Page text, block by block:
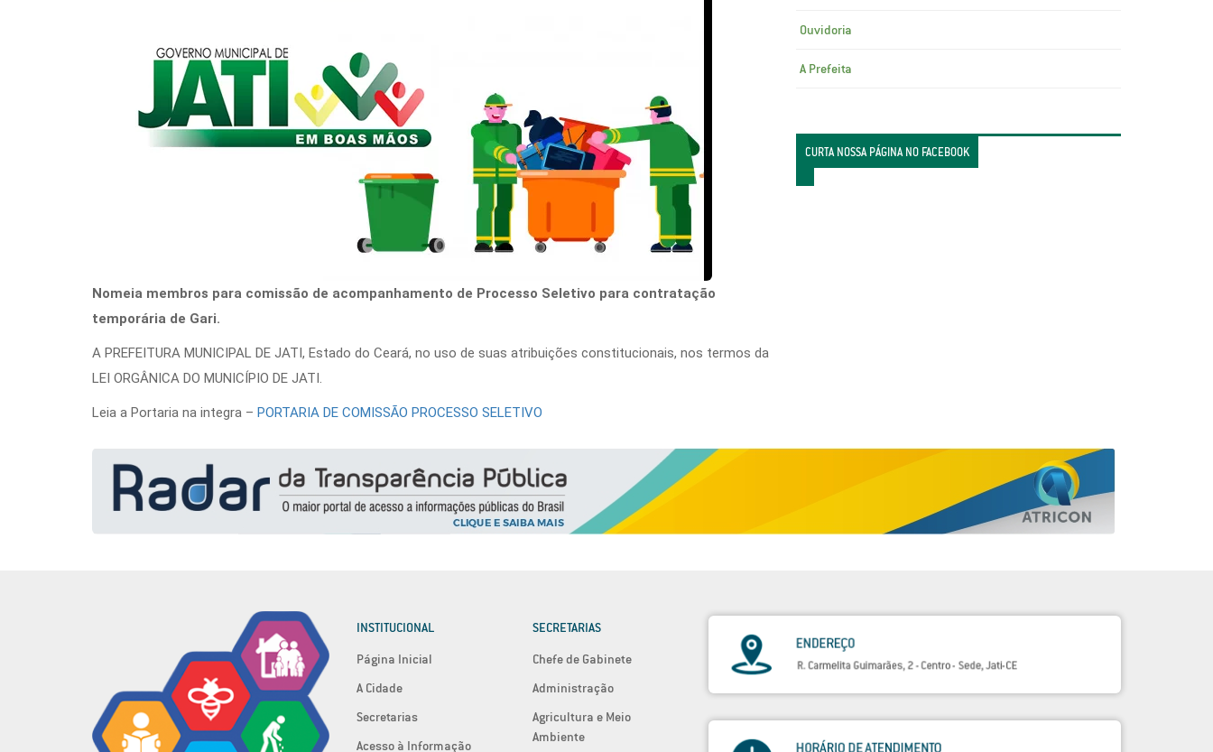
Nomeia membros para comissão de acompanhamento de Processo Seletivo para contratação
temporária de Gari.
A PREFEITURA MUNICIPAL DE JATI, Estado do Ceará, no uso de suas atribuições constitucionais, nos termos da
LEI ORGÂNICA DO MUNICÍPIO DE JATI.
Leia a Portaria na integra – PORTARIA DE COMISSÃO PROCESSO SELETIVO
Ouvidoria
A Prefeita
CURTA NOSSA PÁGINA NO FACEBOOK
INSTITUCIONAL
Página Inicial
A Cidade
Secretarias
Acesso à Informação
SECRETARIAS
Chefe de Gabinete
Administração
Agricultura e Meio
Ambiente